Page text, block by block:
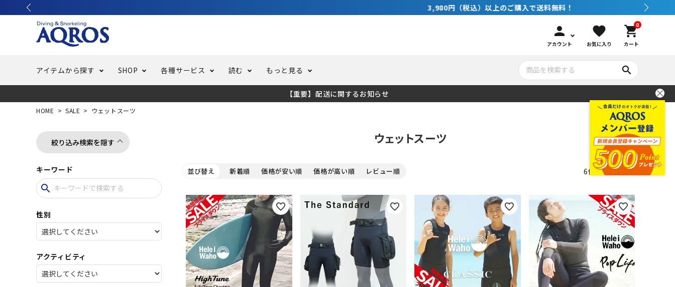
person
アカウント
favorite
お気に入り
0
shopping_cart
カート
アイテムから探す
ラッシュガード・水着・マリンウェア
フリースタイルダイビング 水中ライト・ビデオライト
バッグ・ケース ウエイト・ウエイトベルト アクセサリー メンテナンサービス・交換用パーツ
スイミング サーフ アウトドア
SALE 店舗限定商品
SHOP
池袋店／IKEBUKURO
各種サービス
バッテリー交換
読む
ニュース
でしか 今コレ愛用してます！
もっと見る
ご利用ガイド
LINE ID連携でお買い物が便利に 海の遊びをもっと知る
求人
search
【重要】配送に関するお知らせ
HOME SALE ウェットスーツ
絞り込み検索を隠す
キーワード
search
性別
アクティビティ
ウェットスーツ
並び替え 新着順 価格が安い順 価格が高い順 レビュー順 6件中1 -6件表示